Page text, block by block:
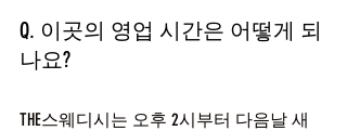
Q. 이곳의 영업 시간은 어떻게 되
나요?
THE스웨디시는 오후 2시부터 다음날 새